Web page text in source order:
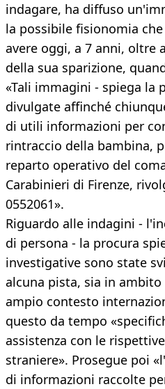
indagare, ha diffuso
la possibile fisionomia
avere oggi, a 7 anni, oltre
della sua sparizione,
«Tali immagini - spiega la
divulgate affinché
di utili informazioni per
rintraccio della bambina,
reparto operativo del
Carabinieri di Firenze,
0552061».
Riguardo alle indagini -
di persona - la procura
investigative sono state
alcuna pista, sia in
ampio contesto
questo da tempo
assistenza con le
straniere». Prosegue poi
di informazioni raccolte